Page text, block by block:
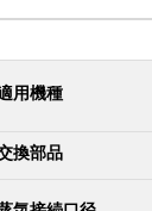
用機種
換部品